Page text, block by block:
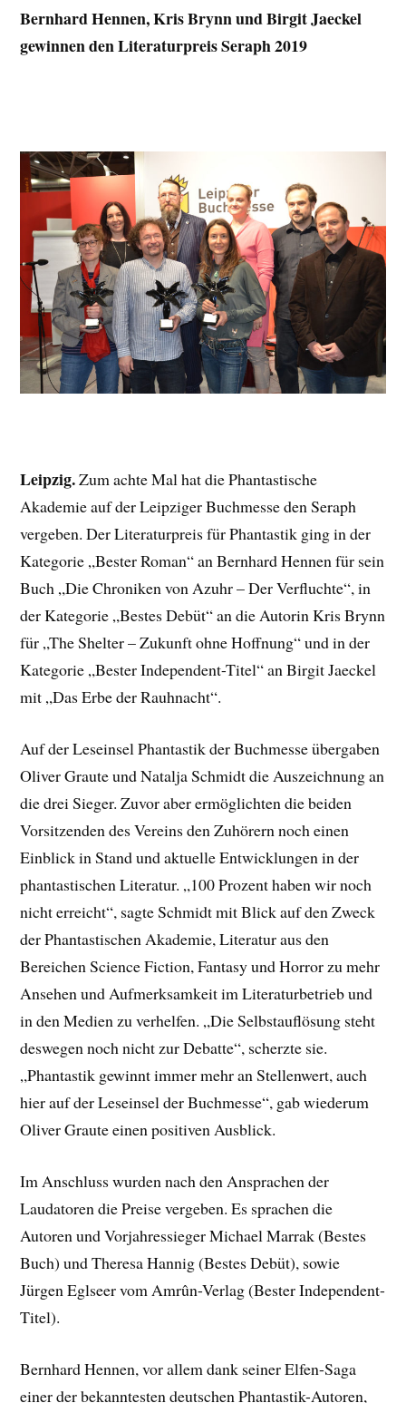
Bernhard Hennen, Kris Brynn und Birgit Jaeckel
gewinnen den Literaturpreis Seraph 2019
Leipzig.Zum achte Mal hat die Phantastische
Akademie auf der Leipziger Buchmesse den Seraph
vergeben. Der Literaturpreis für Phantastik ging in der
Kategorie „Bester Roman“ an Bernhard Hennen für sein
Buch „Die Chroniken von Azuhr – Der Verfluchte“, in
der Kategorie „Bestes Debüt“ an die Autorin Kris Brynn
für „The Shelter – Zukunft ohne Hoffnung“ und in der
Kategorie „Bester Independent-Titel“ an Birgit Jaeckel
mit „Das Erbe der Rauhnacht“.
Auf der Leseinsel Phantastik der Buchmesse übergaben
Oliver Graute und Natalja Schmidt die Auszeichnung an
die drei Sieger. Zuvor aber ermöglichten die beiden
Vorsitzenden des Vereins den Zuhörern noch einen
Einblick in Stand und aktuelle Entwicklungen in der
phantastischen Literatur. „100 Prozent haben wir noch
nicht erreicht“, sagte Schmidt mit Blick auf den Zweck
der Phantastischen Akademie, Literatur aus den
Bereichen Science Fiction, Fantasy und Horror zu mehr
Ansehen und Aufmerksamkeit im Literaturbetrieb und
in den Medien zu verhelfen. „Die Selbstauflösung steht
deswegen noch nicht zur Debatte“, scherzte sie.
„Phantastik gewinnt immer mehr an Stellenwert, auch
hier auf der Leseinsel der Buchmesse“, gab wiederum
Oliver Graute einen positiven Ausblick.
Im Anschluss wurden nach den Ansprachen der
Laudatoren die Preise vergeben. Es sprachen die
Autoren und Vorjahressieger Michael Marrak (Bestes
Buch) und Theresa Hannig (Bestes Debüt), sowie
Jürgen Eglseer vom Amrûn-Verlag (Bester Independent-
Titel).
Bernhard Hennen, vor allem dank seiner Elfen-Saga
einer der bekanntesten deutschen Phantastik-Autoren,